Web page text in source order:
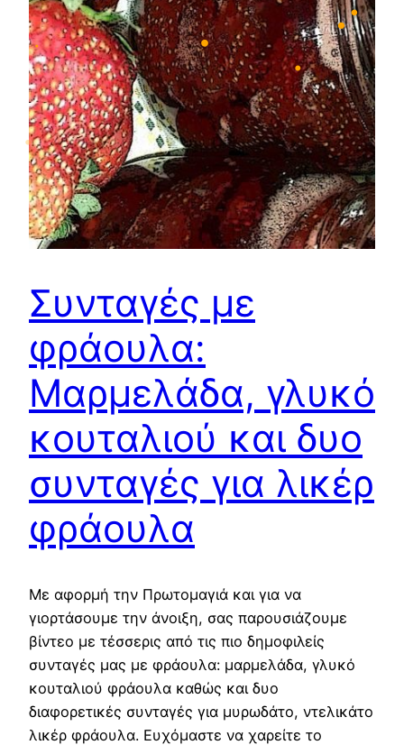
•
•
•
•
•
•
•
•
•
•
Συνταγές με
φράουλα:
Μαρμελάδα, γλυκό
κουταλιού και δυο
συνταγές για λικέρ
φράουλα
Με αφορμή την Πρωτομαγιά και για να
γιορτάσουμε την άνοιξη, σας παρουσιάζουμε
βίντεο με τέσσερις από τις πιο δημοφιλείς
συνταγές μας με φράουλα: μαρμελάδα, γλυκό
κουταλιού φράουλα καθώς και δυο
διαφορετικές συνταγές για μυρωδάτο, ντελικάτο
λικέρ φράουλα. Ευχόμαστε να χαρείτε το